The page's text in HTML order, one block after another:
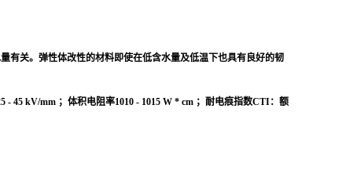
有关。弹性体改性的材料即使在低含水量及低温下也具有良好的韧
45 kV/mm ；体积电阻率1010 - 1015 W * cm ；耐电痕指数CTI：额